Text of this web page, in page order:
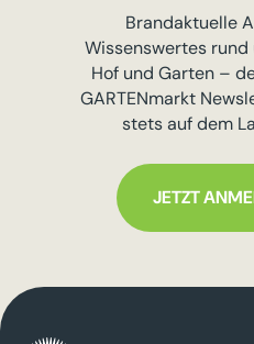
Brandaktuelle
Wissenswertes rund
Hof und Garten –
GARTENmarkt
stets auf dem
JETZT